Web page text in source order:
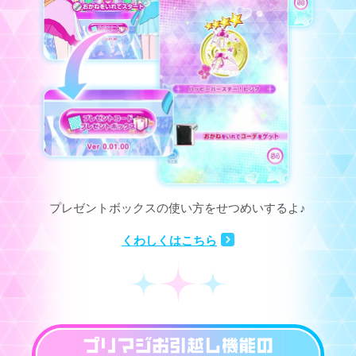
プレゼントボックスの使い方をせつめいするよ♪
くわしくはこちら